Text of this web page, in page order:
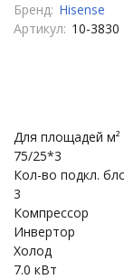
Бренд: Hisense
Артикул: 10-3830
Для площадей м²
75/25*3
Кол-во подкл.
3
Компрессор
Инвертор
Холод
7.0 кВт